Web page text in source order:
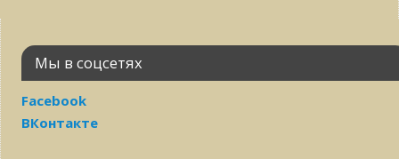
Мы в соцсетях
Facebook
ВКонтакте